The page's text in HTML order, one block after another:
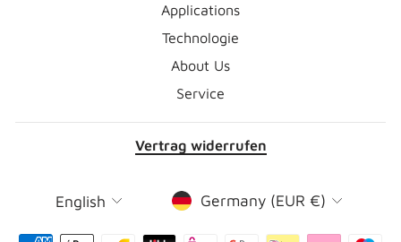
Applications
Technologie
About Us
Service
Vertrag widerrufen
Language
English CurrencyGermany (EUR €)